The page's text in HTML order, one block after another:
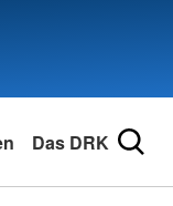
Das DRK